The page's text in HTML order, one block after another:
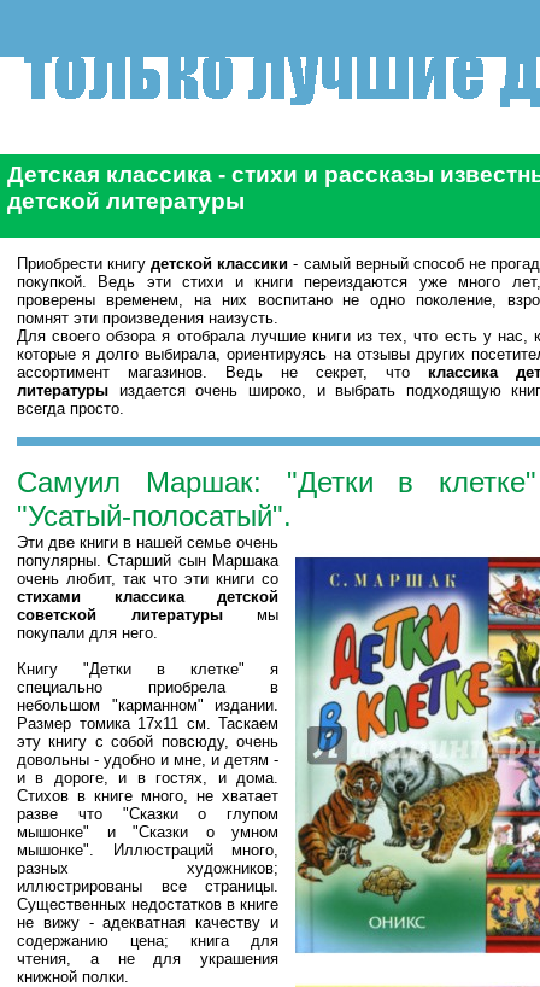
Детская классика - стихи и рассказы
детской литературы
Приобрести книгудетской классики - самый верный способ не
покупкой. Ведь эти стихи и книги переиздаются уже много
проверены временем, на них воспитано не одно поколение,
помнят эти произведения наизусть.
Для своего обзора я отобрала лучшие книги из тех, что есть у нас,
которые я долго выбирала, ориентируясь на отзывы других
ассортимент магазинов. Ведь не секрет, что классика
литературы издается очень широко, и выбрать подходящую
всегда просто.
Самуил Маршак: "Детки в
"Усатый-полосатый".
Эти две книги в нашей семье очень
популярны. Старший сын Маршака
очень любит, так что эти книги со
стихами классика детской
советской литературымы
покупали для него.
Книгу "Детки в клетке" я
специально приобрела в
небольшом "карманном" издании.
Размер томика 17x11 см. Таскаем
эту книгу с собой повсюду, очень
довольны - удобно и мне, и детям -
и в дороге, и в гостях, и дома.
Стихов в книге много, не хватает
разве что "Сказки о глупом
мышонке" и "Сказки о умном
мышонке". Иллюстраций много,
разных художников;
иллюстрированы все страницы.
Существенных недостатков в книге
не вижу - адекватная качеству и
содержанию цена; книга для
чтения, а не для украшения
книжной полки.